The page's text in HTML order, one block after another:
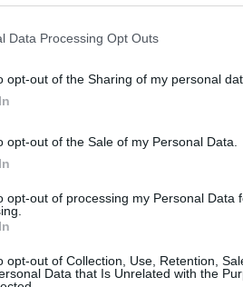
Data Processing Opt Outs
opt-out of the Sharing of my personal
opt-out of the Sale of my Personal Data.
opt-out of processing my Personal Data
opt-out of Collection, Use, Retention,
Data that Is Unrelated with the
pihenési forma a „power
azonnali
bebizonyították,
pilóták teljesítményét és 54
a REM-fázist, így
radikális megközelítések
meditáció, arcpakolás és
nem altatják el az